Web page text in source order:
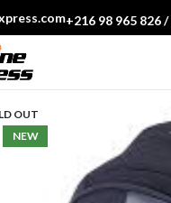
+216 98 965 826/
OUT
NEW